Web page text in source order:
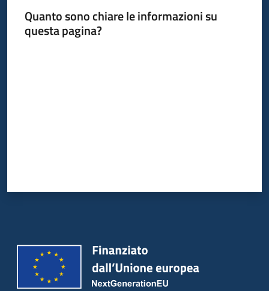
Quanto sono chiare le informazioni su
questa pagina?